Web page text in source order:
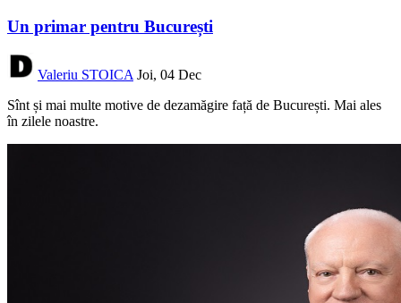
Un primar pentru București
Valeriu STOICA Joi, 04 Dec
Sînt și mai multe motive de dezamăgire față de București. Mai ales
în zilele noastre.